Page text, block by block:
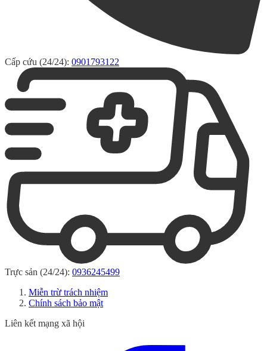
Cấp cứu (24/24): 0901793122
Trực sản (24/24): 0936245499
Miễn trừ trách nhiệm
Chính sách bảo mật
Liên kết mạng xã hội